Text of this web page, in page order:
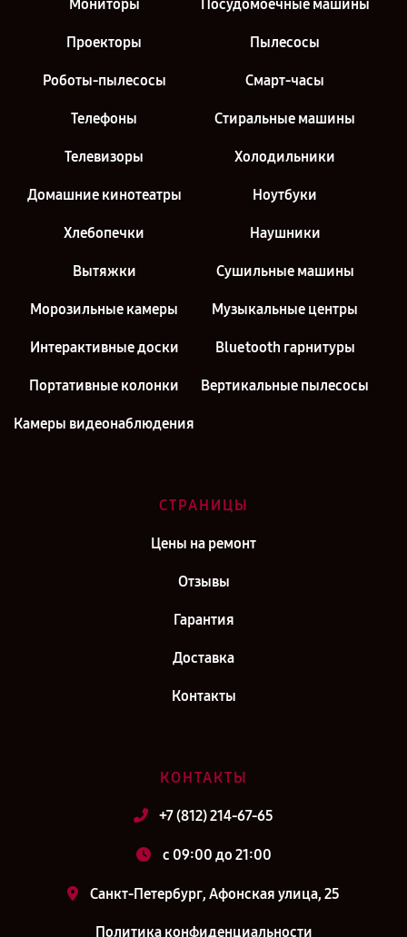
Мониторы Посудомоечные машины
Проекторы Пылесосы
Роботы-пылесосы Смарт-часы
Телефоны Стиральные машины
Телевизоры Холодильники
Домашние кинотеатры Ноутбуки
Хлебопечки Наушники
Вытяжки Сушильные машины
Морозильные камеры Музыкальные центры
Интерактивные доски Bluetooth гарнитуры
Портативные колонки Вертикальные пылесосы
Камеры видеонаблюдения
СТРАНИЦЫ
Цены на ремонт
Отзывы
Гарантия
Доставка
Контакты
КОНТАКТЫ
+7 (812) 214-67-65
c 09:00 до 21:00
Санкт-Петербург, Афонская улица, 25
Политика конфиденциальности